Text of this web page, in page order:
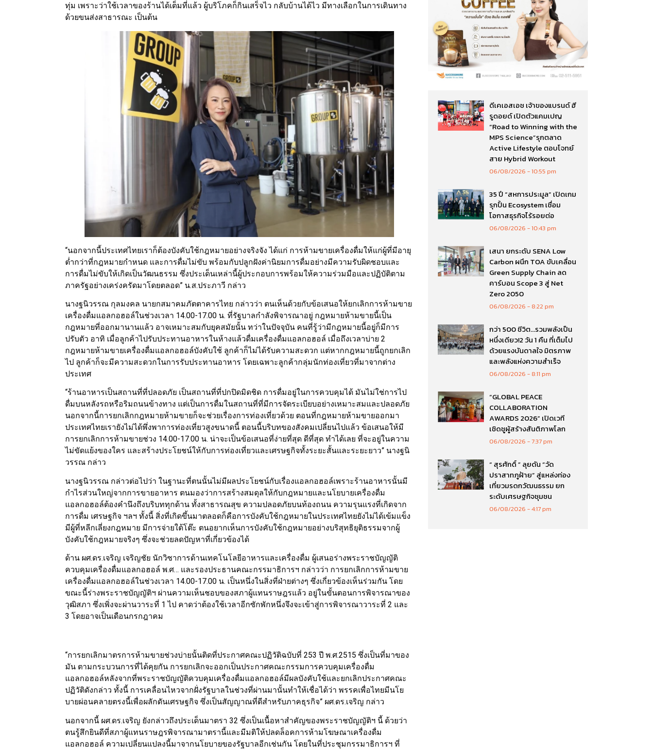
ทุ่ม เพราะว่าใช้เวลาของร้านได้เต็มที่แล้ว ผู้บริโภคก็กินเสร็จไว กลับบ้านได้ไว มีทางเลือกในการเดินทาง
ด้วยขนส่งสาธารณะ เป็นต้น
“นอกจากนี้ประเทศไทยเราก็ต้องบังคับใช้กฎหมายอย่างจริงจัง ได้แก่ การห้ามขายเครื่องดื่มให้แก่ผู้ที่มีอายุ
ต่ำกว่าที่กฎหมายกำหนด และการดื่มไม่ขับ พร้อมกับปลูกฝังค่านิยมการดื่มอย่างมีความรับผิดชอบและ
การดื่มไม่ขับให้เกิดเป็นวัฒนธรรม ซึ่งประเด็นเหล่านี้ผู้ประกอบการพร้อมให้ความร่วมมือและปฏิบัติตาม
ภาครัฐอย่างเคร่งครัดมาโดยตลอด” น.ส.ประภาวี กล่าว
นางฐนิวรรณ กุลมงคล นายกสมาคมภัตตาคารไทย กล่าวว่า ตนเห็นด้วยกับข้อเสนอให้ยกเลิกการห้ามขาย
เครื่องดื่มแอลกอฮอล์ในช่วงเวลา 14.00-17.00 น. ที่รัฐบาลกำลังพิจารณาอยู่ กฎหมายห้ามขายนี้เป็น
กฎหมายที่ออกมานานแล้ว อาจเหมาะสมกับยุคสมัยนั้น ทว่าในปัจจุบัน คนที่รู้ว่ามีกฎหมายนี้อยู่ก็มีการ
ปรับตัว อาทิ เมื่อลูกค้าไปรับประทานอาหารในห้างแล้วดื่มเครื่องดื่มแอลกอฮอล์ เมื่อถึงเวลาบ่าย 2
กฎหมายห้ามขายเครื่องดื่มแอลกอฮอล์บังคับใช้ ลูกค้าก็ไม่ได้รับความสะดวก แต่หากกฎหมายนี้ถูกยกเลิก
ไป ลูกค้าก็จะมีความสะดวกในการรับประทานอาหาร โดยเฉพาะลูกค้ากลุ่มนักท่องเที่ยวที่มาจากต่าง
ประเทศ
“ร้านอาหารเป็นสถานที่ที่ปลอดภัย เป็นสถานที่ที่ปกปิดมิดชิด การดื่มอยู่ในการควบคุมได้ มันไม่ใช่การไป
ดื่มบนหลังรถหรือริมถนนข้างทาง แต่เป็นการดื่มในสถานที่ที่มีการจัดระเบียบอย่างเหมาะสมและปลอดภัย
นอกจากนี้การยกเลิกกฎหมายห้ามขายก็จะช่วยเรื่องการท่องเที่ยวด้วย ตอนที่กฎหมายห้ามขายออกมา
ประเทศไทยเรายังไม่ได้พึ่งพาการท่องเที่ยวสูงขนาดนี้ ตอนนี้บริบทของสังคมเปลี่ยนไปแล้ว ข้อเสนอให้มี
การยกเลิกการห้ามขายช่วง 14.00-17.00 น. น่าจะเป็นข้อเสนอที่ง่ายที่สุด ดีที่สุด ทำได้เลย ที่จะอยู่ในความ
ไม่ขัดแย้งของใคร และสร้างประโยชน์ให้กับการท่องเที่ยวและเศรษฐกิจทั้งระยะสั้นและระยะยาว” นางฐนิ
วรรณ กล่าว
นางฐนิวรรณ กล่าวต่อไปว่า ในฐานะที่ตนนั้นไม่มีผลประโยชน์กับเรื่องแอลกอฮอล์เพราะร้านอาหารนั้นมี
กำไรส่วนใหญ่จากการขายอาหาร ตนมองว่าการสร้างสมดุลให้กับกฎหมายและนโยบายเครื่องดื่ม
แอลกอฮอล์ต้องคำนึงถึงบริบททุกด้าน ทั้งสาธารณสุข ความปลอดภัยบนท้องถนน ความรุนแรงที่เกิดจาก
การดื่ม เศรษฐกิจ ฯลฯ ทั้งนี้ สิ่งที่เกิดขึ้นมาตลอดก็คือการบังคับใช้กฎหมายในประเทศไทยยังไม่ได้เข้มแข็ง
มีผู้ที่หลีกเลี่ยงกฎหมาย มีการจ่ายใต้โต๊ะ ตนอยากเห็นการบังคับใช้กฎหมายอย่างบริสุทธิยุติธรรมจากผู้
บังคับใช้กฎหมายจริงๆ ซึ่งจะช่วยลดปัญหาที่เกี่ยวข้องได้
ด้าน ผศ.ดร.เจริญ เจริญชัย นักวิซาการด้านเทคโนโลยีอาหารและเครื่องดื่ม ผู้เสนอร่างพระราชบัญญัติ
ควบคุมเครื่องดื่มแอลกอฮอล์ พ.ศ… และรองประธานคณะกรรมาธิการฯ กล่าวว่า การยกเลิกการห้ามขาย
เครื่องดื่มแอลกอฮอล์ในช่วงเวลา 14.00-17.00 น. เป็นหนึ่งในสิ่งที่ฝ่ายต่างๆ ซึ่งเกี่ยวข้องเห็นร่วมกัน โดย
ขณะนี้ร่างพระราชบัญญัติฯ ผ่านความเห็นชอบของสภาผู้แทนราษฎรแล้ว อยู่ในขั้นตอนการพิจารณาของ
วุฒิสภา ซึ่งเพิ่งจะผ่านวาระที่ 1 ไป คาดว่าต้องใช้เวลาอีกซักพักหนึ่งจึงจะเข้าสู่การพิจารณาวาระที่ 2 และ
3 โดยอาจเป็นเดือนกรกฎาคม
“การยกเลิกมาตรการห้ามขายช่วงบ่ายนั้นติดที่ประกาศคณะปฏิวัติฉบับที่ 253 ปี พ.ศ.2515 ซึ่งเป็นที่มาของ
มัน ตามกระบวนการที่ได้คุยกัน การยกเลิกจะออกเป็นประกาศคณะกรรมการควบคุมเครื่องดื่ม
แอลกอฮอล์หลังจากที่พระราชบัญญัติควบคุมเครื่องดื่มแอลกอฮอล์มีผลบังคับใช้และยกเลิกประกาศคณะ
ปฏิวัติดังกล่าว ทั้งนี้ การเคลื่อนไหวจากฝั่งรัฐบาลในช่วงที่ผ่านมานั้นทำให้เชื่อได้ว่า พรรคเพื่อไทยมีนโย
บายผ่อนคลายตรงนี้เพื่อผลักดันเศรษฐกิจ ซึ่งเป็นสัญญาณที่ดีสำหรับภาคธุรกิจ” ผศ.ดร.เจริญ กล่าว
นอกจากนี้ ผศ.ดร.เจริญ ยังกล่าวถึงประเด็นมาตรา 32 ซึ่งเป็นเนื้อหาสำคัญของพระราชบัญญัติฯ นี้ ด้วยว่า
ตนรู้สึกยินดีที่สภาผู้แทนราษฎรพิจารณามาตรานี้และมีมติให้ปลดล็อคการห้ามโฆษณาเครื่องดื่ม
แอลกอฮอล์ ความเปลี่ยนแปลงนี้มาจากนโยบายของรัฐบาลอีกเช่นกัน โดยในที่ประชุมกรรมาธิการฯ ที่
ดีเคเอสเอช เจ้าของแบรนด์ ฮี
รูดอยด์ เปิดตัวแคมเปญ
“Road to Winning with the
MPS Science”รุกตลาด
Active Lifestyle ตอบโจทย์
สาย Hybrid Workout
06/08/2026 10:55 pm
35 ปี “สหการประมูล” เปิดเกม
รุกปั้น Ecosystem เชื่อม
โอกาสธุรกิจไร้รอยต่อ
06/08/2026 10:43 pm
เสนา ยกระดับ SENA Low
Carbon ผนึก TOA ขับเคลื่อน
Green Supply Chain ลด
คาร์บอน Scope 3 สู่ Net
Zero 2050
06/08/2026 8:22 pm
กว่า 500 ชีวิต…รวมพลังเป็น
หนึ่งเดียว!2 วัน 1 คืน ที่เต็มไป
ด้วยแรงบันดาลใจ มิตรภาพ
และพลังแห่งความสำเร็จ
06/08/2026 8:11 pm
“GLOBAL PEACE
COLLABORATION
AWARDS 2026” เปิดเวที
เชิดชูผู้สร้างสันติภาพโลก
06/08/2026 7:37 pm
“ สุรศักดิ์ ” ลุยดัน “วัด
ปราสาทภูฝ้าย” สู่แหล่งท่อง
เที่ยวมรดกวัฒนธรรม ยก
ระดับเศรษฐกิจชุมชน
06/08/2026 4:17 pm